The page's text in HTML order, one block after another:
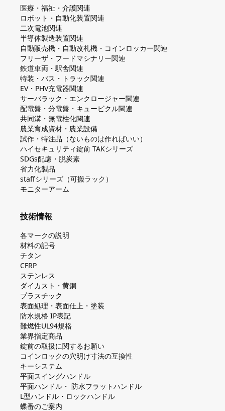
医療・福祉・介護関連
ロボット・自動化装置関連
二次電池関連
半導体製造装置関連
自動販売機・自動改札機・コインロッカー関連
フリーザ・フードマシナリー関連
鉄道車両・駅舎関連
特装・バス・トラック関連
EV・PHV充電器関連
サーバラック・エンクロージャー関連
配電盤・分電盤・キュービクル関連
共同溝・無電柱化関連
農業育成資材・農業設備
試作・特注品（ないものは作ればいい）
ハイセキュリティ錠前 TAKシリーズ
SDGs配慮・脱炭素
省力化製品
staffシリーズ（可搬ラック）
モニターアーム
技術情報
各マークの説明
材料の記号
チタン
CFRP
ステンレス
ダイカスト・⻩銅
プラスチック
表面処理・表面仕上・塗装
防⽔規格 IP表記
難燃性UL94規格
業界指定商品
錠前の取扱に関するお願い
コインロックの⽳明け⼨法の互換性
キーシステム
平⾯スイングハンドル
平⾯ハンドル・ 防⽔フラットハンドル
L型ハンドル・ロックハンドル
蝶番のご案内